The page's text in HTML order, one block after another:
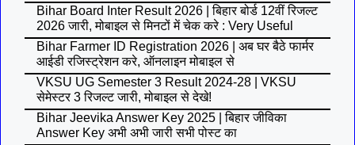
Bihar Board Inter Result 2026 | बिहार बोर्ड 12वीं रिजल्ट
2026 जारी, मोबाइल से मिनटों में चेक करे : Very Useful
Bihar Farmer ID Registration 2026 | अब घर बैठे फार्मर
आईडी रजिस्ट्रेशन करे, ऑनलाइन मोबाइल से
VKSU UG Semester 3 Result 2024-28 | VKSU
सेमेस्टर 3 रिजल्ट जारी, मोबाइल से देखे!
Bihar Jeevika Answer Key 2025 | बिहार जीविका
Answer Key अभी अभी जारी सभी पोस्ट का